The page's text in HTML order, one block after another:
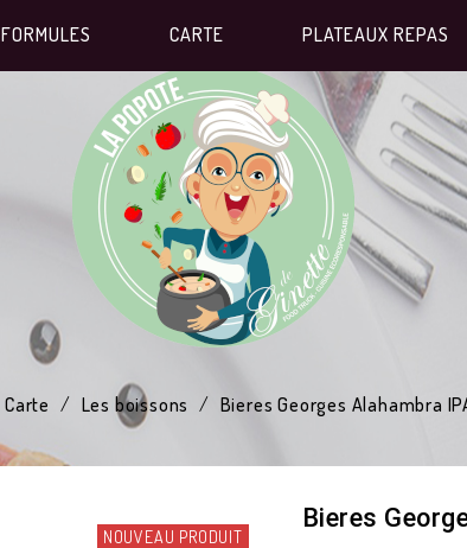
FORMULES CARTE PLATEAUX REPAS
Carte Les boissons Bieres Georges Alahambra
NOUVEAU PRODUIT
Bieres